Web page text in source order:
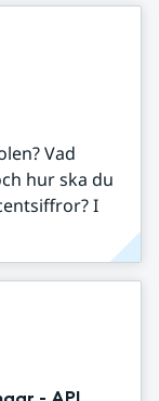
Vad
hur ska du
I